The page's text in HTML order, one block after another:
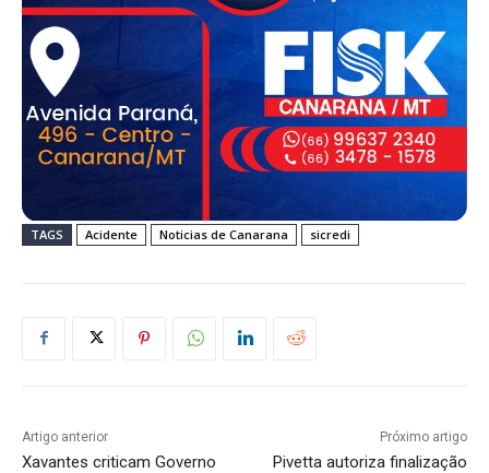
TAGS Acidente Noticias de Canarana sicredi
Artigo anterior
Xavantes criticam Governo
Próximo artigo
Pivetta autoriza finalização